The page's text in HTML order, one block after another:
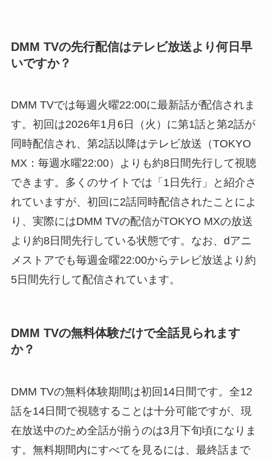
DMM TVの先行配信はテレビ放送より何日早
いですか？
DMM TVでは毎週火曜22:00に最新話が配信されま
す。初回は2026年1月6日（火）に第1話と第2話が
同時配信され、第2話以降はテレビ放送（TOKYO
MX：毎週水曜22:00）よりも約8日間先行して視聴
できます。多くのサイトでは「1日先行」と紹介さ
れていますが、初回に2話同時配信されたことによ
り、実際にはDMM TVの配信がTOKYO MXの放送
より約8日間先行している状態です。なお、dアニ
メストアでも毎週金曜22:00からテレビ放送より約
5日間先行して配信されています。
DMM TVの無料体験だけで全話見られます
か？
DMM TVの無料体験期間は初回14日間です。全12
話を14日間で視聴することは十分可能ですが、現
在放送中のため全話が揃うのは3月下旬頃になりま
す。無料期間内にすべてを見るには、最終話まで